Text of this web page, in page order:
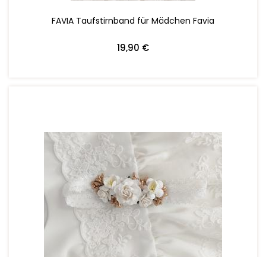
FAVIA Taufstirnband für Mädchen Favia
19,90 €
ZUM WARENKORB HINZUFÜGEN